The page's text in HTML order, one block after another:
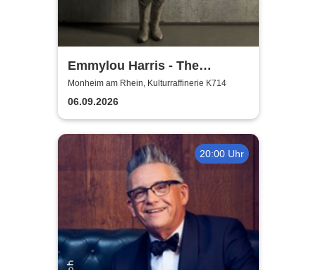
Emmylou Harris - The
European Farewell Tour
Monheim am Rhein, Kulturraffinerie K714
06.09.2026
20:00 Uhr